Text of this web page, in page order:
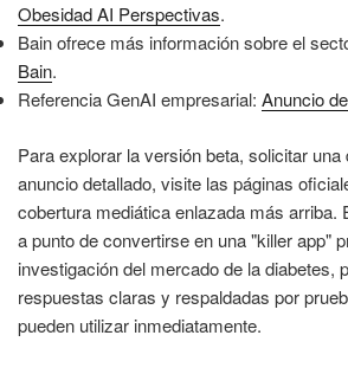
Obesidad AI Perspectivas.
Bain ofrece más información sobre el
Bain.
Referencia GenAI empresarial: Anuncio
Para explorar la versión beta, solicitar
anuncio detallado, visite las páginas
cobertura mediática enlazada más arriba.
a punto de convertirse en una "killer app"
investigación del mercado de la diabetes,
respuestas claras y respaldadas por
pueden utilizar inmediatamente.